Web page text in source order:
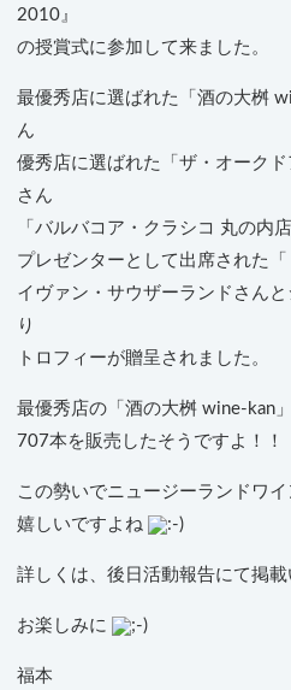
2010』
の授賞式に参加して来ました。
最優秀店に選ばれた「酒の大桝
ん
優秀店に選ばれた「ザ・オークド
さん
「バルバコア・クラシコ 丸の内
プレゼンターとして出席された
イヴァン・サウザーランドさん
り
トロフィーが贈呈されました。
最優秀店の「酒の大桝 wine-kan
707本を販売したそうですよ！！
この勢いでニュージーランドワ
嬉しいですよね
詳しくは、後日活動報告にて掲載
お楽しみに
福本